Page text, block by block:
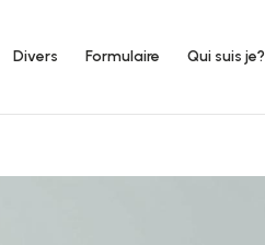
Divers Formulaire Qui suis je?